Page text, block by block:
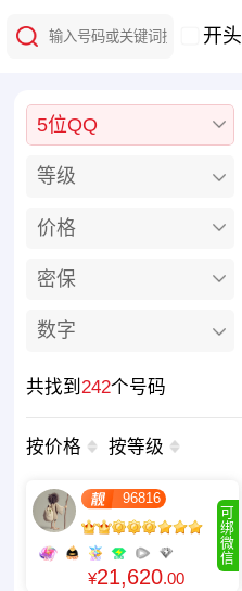
开头
5位QQ
等级
价格
密保
数字
共找到 242个号码
按价格 按等级
可
绑
微
信
96816
¥21,620.00